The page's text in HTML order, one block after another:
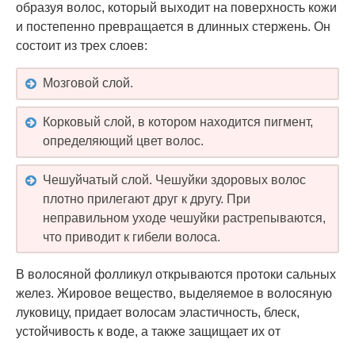
образуя волос, который выходит на поверхность кожи
и постепенно превращается в длинных стержень. Он
состоит из трех слоев:
Мозговой слой.
Корковый слой, в котором находится пигмент,
определяющий цвет волос.
Чешуйчатый слой. Чешуйки здоровых волос
плотно прилегают друг к другу. При
неправильном уходе чешуйки растрепываются,
что приводит к гибели волоса.
В волосяной фолликул открываются протоки сальных
желез. Жировое вещество, выделяемое в волосяную
луковицу, придает волосам эластичность, блеск,
устойчивость к воде, а также защищает их от